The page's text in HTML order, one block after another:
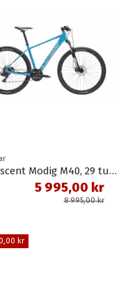
Crescent Modig M40, 29 tum, MTB 115 - 2026
5 995,00 kr
8 995,00 kr
kr